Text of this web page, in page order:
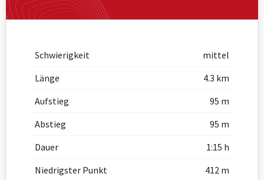
Schwierigkeit
mittel
Länge
4.3 km
Aufstieg
95 m
Abstieg
95 m
Dauer
1:15 h
Niedrigster Punkt
412 m